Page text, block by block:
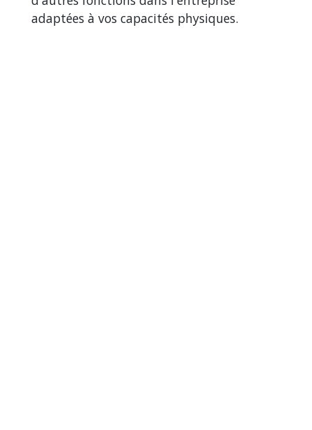
adaptées à vos capacités physiques.